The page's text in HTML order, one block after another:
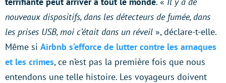
nouveaux dispositifs, dans les détecteurs de fumée, dans
les prises USB, moi c’était dans un réveil », déclare-t-elle.
Même si Airbnb s’efforce de lutter contre les arnaques
et les crimes, ce n’est pas la première fois que nous
entendons une telle histoire. Les voyageurs doivent